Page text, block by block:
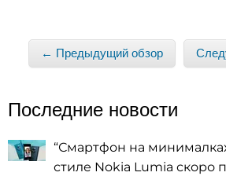
← Предыдущий обзор
Последние новости
“Смартфон на
стиле Nokia Lumia скоро